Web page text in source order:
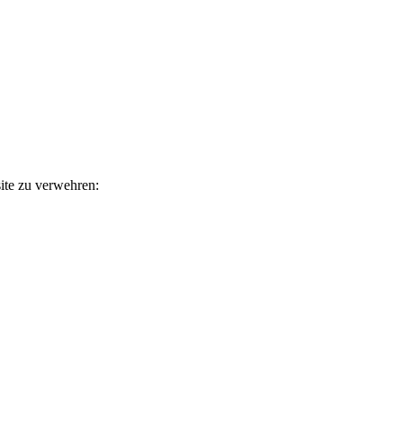
zu verwehren: